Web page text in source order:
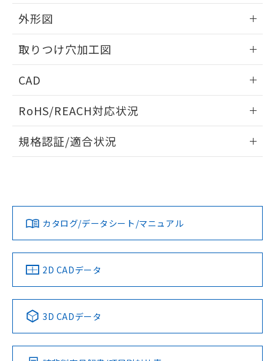
外形図
取りつけ穴加工図
CAD
ドすることができます。
ログイン/会員登録
ダウンロードデータをご利用いただく前に、以下を必ずお読
みください。
ソフトウェアの使用条件
RoHS/REACH対応状況
EU RoHS 注意事項・凡例
対応済み
中国 RoHS 注意事項・凡例
Pb Hg Cd Cr(VI)
規格認証/適合状況
LR型式承認
（イギリス
船舶規格）
DNV型式承認
（ノルウェー
BV型式承認
（フランス
KR型式
（韓国
No No No No
この製品の規格認証/適合状況ページへ
その他の認証はこちらのページからご検索ください
カタログ/データシート/マニュアル
2D CADデータ
3D CADデータ
指します。
51物質の非含有証明書（当社基準）
※本証明書は発行日時点で非含有を証明す
るもので、過去に遡って非含有を証明する
ものではありません。
また、RoHS指令のフタル酸エステル類４
欄に対応日を記載しておりました。
既に当社にて対応品への在庫切替を完了
していることから、特段のことがない限
り、2022年1月12日より割愛しておりま
す。